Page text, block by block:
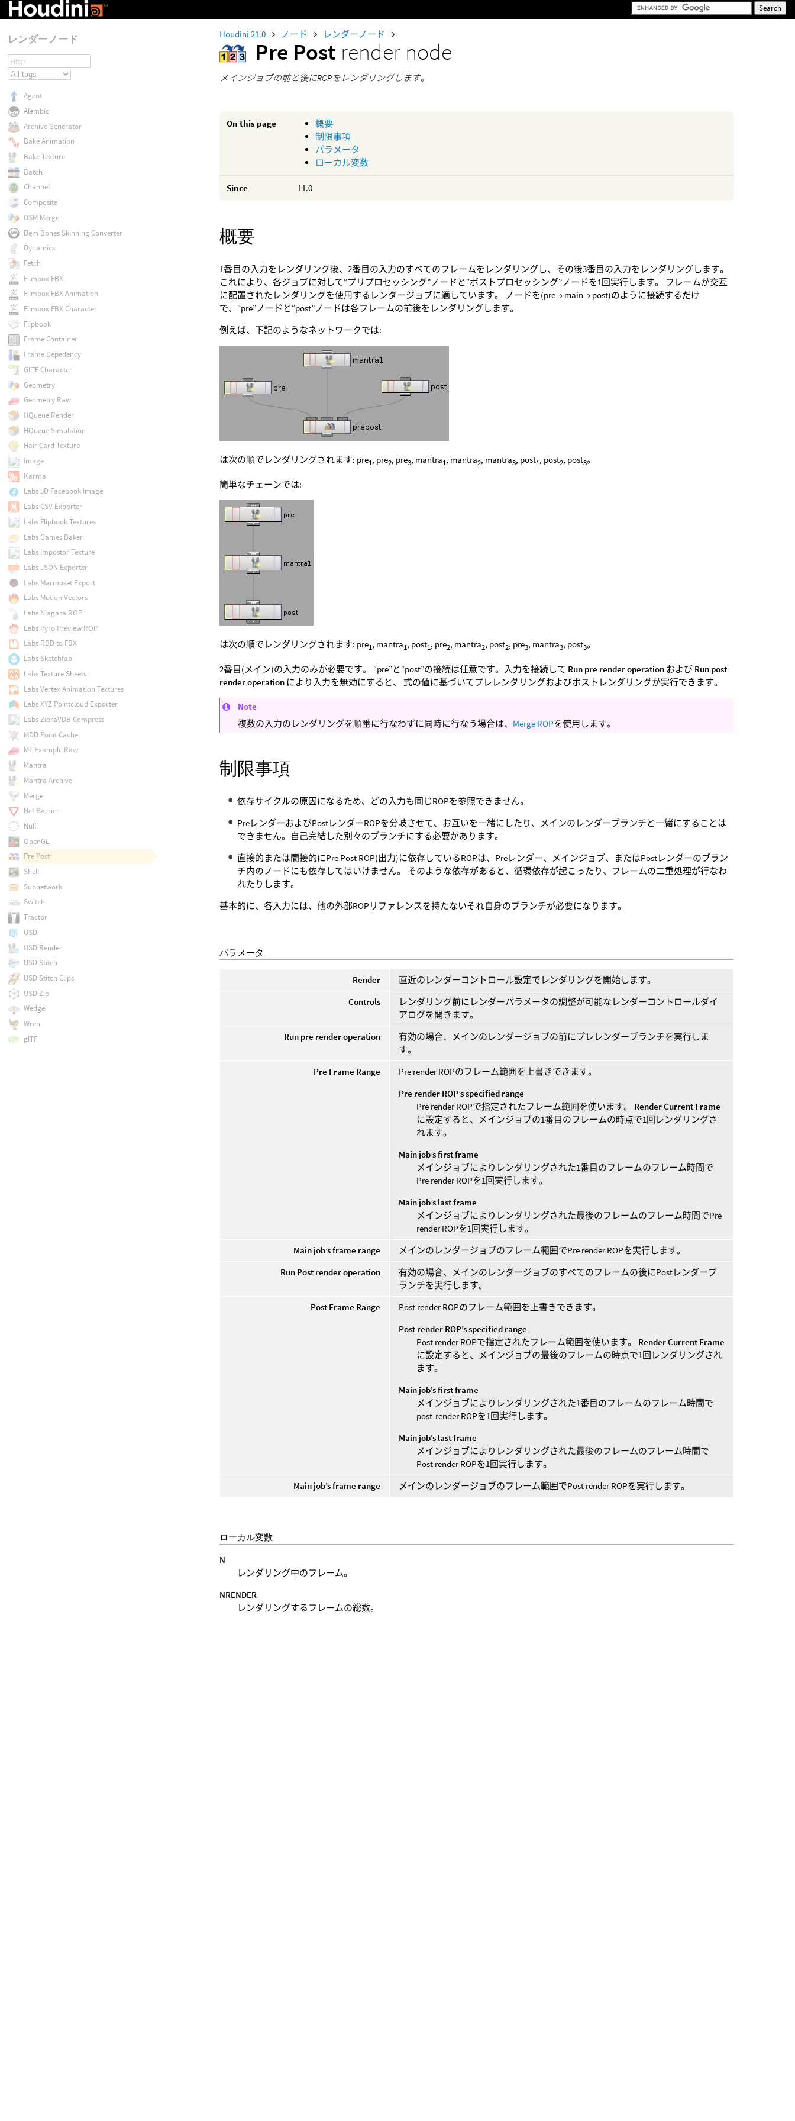
Houdini 21.0 ノード レンダーノード
Pre Post render node
メインジョブの前と後にROPをレンダリングします。
On this page
概要
制限事項
パラメータ
ローカル変数
Since 11.0
概要
1番目の入力をレンダリング後、2番目の入力のすべてのフレームをレンダリングし、その後3番目の入力をレンダリングします。
これにより、各ジョブに対して“プリプロセッシング”ノードと“ポストプロセッシング”ノードを1回実行します。 フレームが交互
に配置されたレンダリングを使用するレンダージョブに適しています。 ノードを(pre → main → post)のように接続するだけ
で、“pre”ノードと“post”ノードは各フレームの前後をレンダリングします。
例えば、下記のようなネットワークでは:
は次の順でレンダリングされます: pre1, pre2, pre3, mantra1, mantra2, mantra3, post1, post2, post3。
簡単なチェーンでは:
は次の順でレンダリングされます: pre1, mantra1, post1, pre2, mantra2, post2, pre3, mantra3, post3。
2番目(メイン)の入力のみが必要です。 “pre”と“post”の接続は任意です。入力を接続して Run pre render operation および Run post
render operation により入力を無効にすると、 式の値に基づいてプレレンダリングおよびポストレンダリングが実行できます。
Note
複数の入力のレンダリングを順番に行なわずに同時に行なう場合は、 Merge ROPを使用します。
制限事項
依存サイクルの原因になるため、どの入力も同じROPを参照できません。
PreレンダーおよびPostレンダーROPを分岐させて、お互いを一緒にしたり、メインのレンダーブランチと一緒にすることは
できません。自己完結した別々のブランチにする必要があります。
直接的または間接的にPre Post ROP(出力)に依存しているROPは、Preレンダー、メインジョブ、またはPostレンダーのブラン
チ内のノードにも依存してはいけません。 そのような依存があると、循環依存が起こったり、フレームの二重処理が行なわ
れたりします。
基本的に、各入力には、他の外部ROPリファレンスを持たないそれ自身のブランチが必要になります。
パラメータ
Render
直近のレンダーコントロール設定でレンダリングを開始します。
Controls
レンダリング前にレンダーパラメータの調整が可能なレンダーコントロールダイ
アログを開きます。
Run pre render operation
有効の場合、メインのレンダージョブの前にプレレンダーブランチを実行しま
す。
Pre Frame Range
Pre render ROPのフレーム範囲を上書きできます。
Pre render ROP’s specified range
Pre render ROPで指定されたフレーム範囲を使います。 Render Current Frame
に設定すると、メインジョブの1番目のフレームの時点で1回レンダリングさ
れます。
Main job’s first frame
メインジョブによりレンダリングされた1番目のフレームのフレーム時間で
Pre render ROPを1回実行します。
Main job’s last frame
メインジョブによりレンダリングされた最後のフレームのフレーム時間でPre
render ROPを1回実行します。
Main job’s frame range
メインのレンダージョブのフレーム範囲でPre render ROPを実行します。
Run Post render operation
有効の場合、メインのレンダージョブのすべてのフレームの後にPostレンダーブ
ランチを実行します。
Post Frame Range
Post render ROPのフレーム範囲を上書きできます。
Post render ROP’s specified range
Post render ROPで指定されたフレーム範囲を使います。 Render Current Frame
に設定すると、メインジョブの最後のフレームの時点で1回レンダリングされ
ます。
Main job’s first frame
メインジョブによりレンダリングされた1番目のフレームのフレーム時間で
post-render ROPを1回実行します。
Main job’s last frame
メインジョブによりレンダリングされた最後のフレームのフレーム時間で
Post render ROPを1回実行します。
Main job’s frame range
メインのレンダージョブのフレーム範囲でPost render ROPを実行します。
ローカル変数
N
レンダリング中のフレーム。
NRENDER
レンダリングするフレームの総数。
レンダーノード
Agent
Alembic
Archive Generator
Bake Animation
Bake Texture
Batch
Channel
Composite
DSM Merge
Dem Bones Skinning Converter
Dynamics
Fetch
Filmbox FBX
Filmbox FBX Animation
Filmbox FBX Character
Flipbook
Frame Container
Frame Depedency
GLTF Character
Geometry
Geometry Raw
HQueue Render
HQueue Simulation
Hair Card Texture
Image
Karma
Labs 3D Facebook Image
Labs CSV Exporter
Labs Flipbook Textures
Labs Games Baker
Labs Impostor Texture
Labs JSON Exporter
Labs Marmoset Export
Labs Motion Vectors
Labs Niagara ROP
Labs Pyro Preview ROP
Labs RBD to FBX
Labs Sketchfab
Labs Texture Sheets
Labs Vertex Animation Textures
Labs XYZ Pointcloud Exporter
Labs ZibraVDB Compress
MDD Point Cache
ML Example Raw
Mantra
Mantra Archive
Merge
Net Barrier
Null
OpenGL
Pre Post
Shell
Subnetwork
Switch
Tractor
USD
USD Render
USD Stitch
USD Stitch Clips
USD Zip
Wedge
Wren
glTF